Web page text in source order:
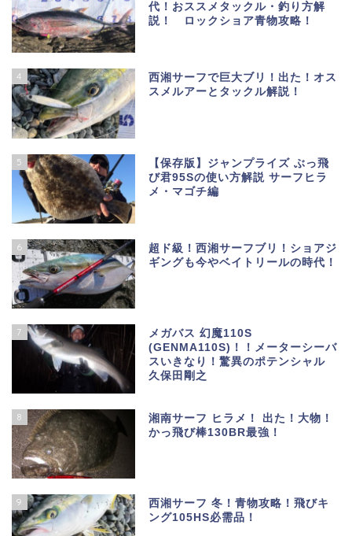
代！おススメタックル・釣り方解
説！ ロックショア青物攻略！
4
西湘サーフで巨大ブリ！出た！オス
スメルアーとタックル解説！
5
【保存版】ジャンプライズ ぶっ飛
び君95Sの使い方解説 サーフヒラ
メ・マゴチ編
6
超ド級！西湘サーフブリ！ショアジ
ギングも今やベイトリールの時代！
7
メガバス 幻魔110S
(GENMA110S)！！メーターシーバ
スいきなり！驚異のポテンシャル
久保田剛之
8
湘南サーフ ヒラメ！ 出た！大物！
かっ飛び棒130BR最強！
9
西湘サーフ 冬！青物攻略！飛びキ
ング105HS必需品！